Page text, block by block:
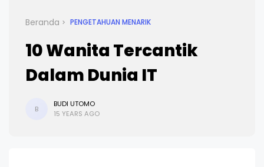
Beranda PENGETAHUAN MENARIK
10 Wanita Tercantik
Dalam Dunia IT
B
BUDI UTOMO
15 YEARS AGO